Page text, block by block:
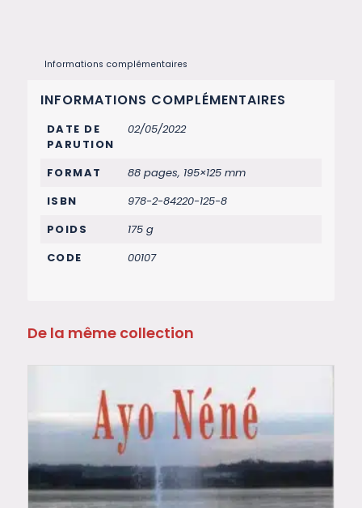
Informations complémentaires
INFORMATIONS COMPLÉMENTAIRES
DATE DE
PARUTION
02/05/2022
FORMAT
88 pages, 195×125 mm
ISBN
978-2-84220-125-8
POIDS
175 g
CODE
00107
De la même collection